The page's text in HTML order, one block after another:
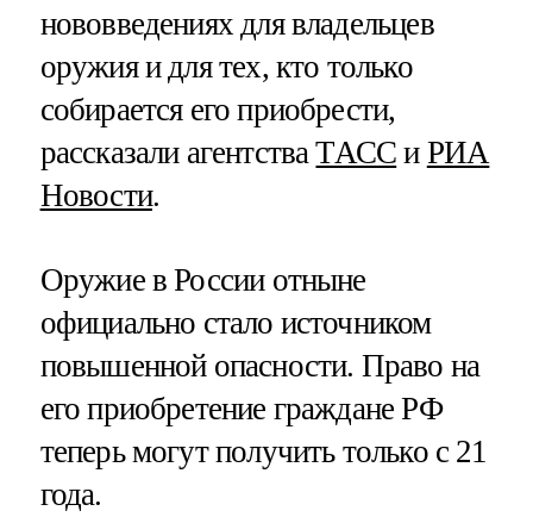
нововведениях для владельцев
оружия и для тех, кто только
собирается его приобрести,
рассказали агентстваТАСС и РИА
Новости.
Оружие в России отныне
официально стало источником
повышенной опасности. Право на
его приобретение граждане РФ
теперь могут получить только с 21
года.